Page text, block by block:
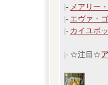
|- メアリー
|- エヴァ・
|- カイユボ
|- ☆注目☆